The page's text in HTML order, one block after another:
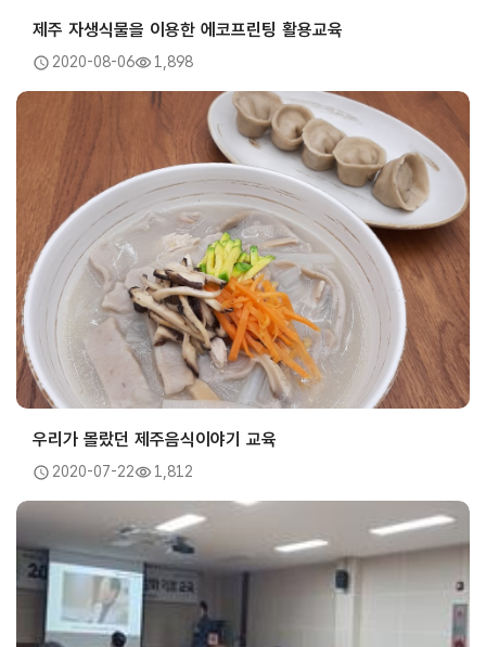
제주 자생식물을 이용한 에코프린팅 활용교육
2020-08-06 1,898
우리가 몰랐던 제주음식이야기 교육
2020-07-22 1,812